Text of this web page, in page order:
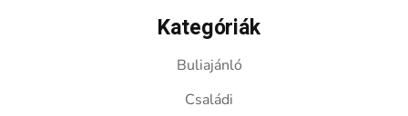
Kategóriák
Buliajánló
Családi